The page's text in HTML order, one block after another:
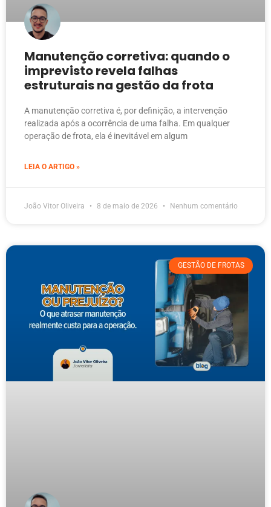
Manutenção corretiva: quando o
imprevisto revela falhas
estruturais na gestão da frota
A manutenção corretiva é, por definição, a intervenção
realizada após a ocorrência de uma falha. Em qualquer
operação de frota, ela é inevitável em algum
LEIA O ARTIGO »
João Vitor Oliveira 8 de maio de 2026 Nenhum comentário
GESTÃO DE FROTAS